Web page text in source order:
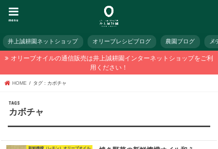
menu
井上誠耕園ネットショップ オリーブレシピブログ 農園ブログ メ
オリーブオイルの通信販売は井上誠耕園インターネットショップをご利
用ください！
HOME タグ : カボチャ
カボチャ